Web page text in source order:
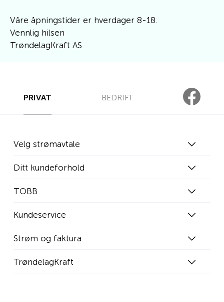
Våre åpningstider er hverdager 8-18.
Vennlig hilsen
TrøndelagKraft AS
PRIVAT BEDRIFT
Velg strømavtale
Ditt kundeforhold
TOBB
Kundeservice
Strøm og faktura
TrøndelagKraft